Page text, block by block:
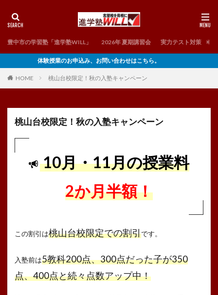
豊中市の学習塾「進学塾WILL」 2026年 夏期講習会 実力テスト対策 理
体験授業のお申込み、お問い合わせはこちら。
HOME 桃山台校限定！秋の入塾キャンペーン
桃山台校限定！秋の入塾キャンペーン
10月・11月の授業料
2か月半額！
この割引は桃山台校限定での割引です。
入塾前は5教科200点、300点だった子が350
点、400点と続々点数アップ中！